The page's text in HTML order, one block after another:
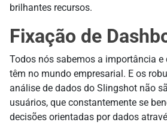
brilhantes recursos.
Fixação de
Todos nós sabemos a importância e
têm no mundo empresarial. E os
análise de dados do Slingshot não
usuários, que constantemente se
decisões orientadas por dados